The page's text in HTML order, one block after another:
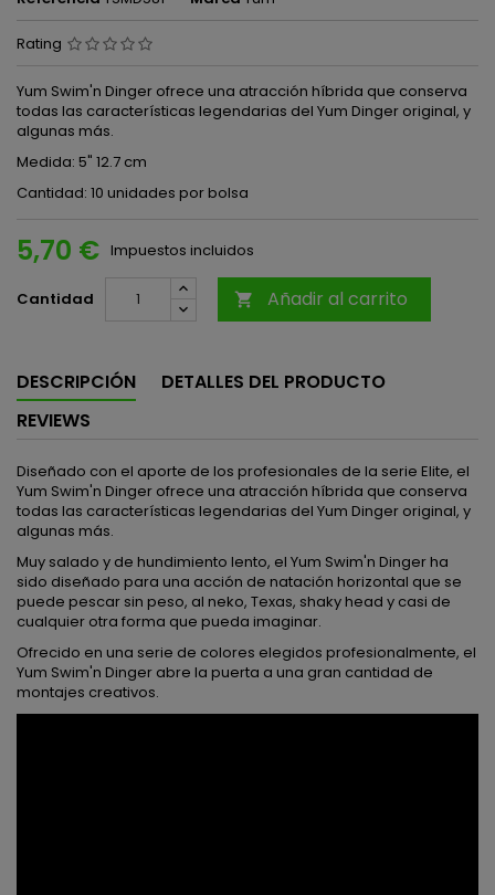
Rating
Yum Swim'n Dinger ofrece una atracción híbrida que conserva
todas las características legendarias del Yum Dinger original, y
algunas más.
Medida: 5" 12.7 cm
Cantidad: 10 unidades por bolsa
5,70 € Impuestos incluidos
Cantidad  Añadir al carrito
DESCRIPCIÓN
DETALLES DEL PRODUCTO
REVIEWS
Diseñado con el aporte de los profesionales de la serie Elite, el
Yum Swim'n Dinger ofrece una atracción híbrida que conserva
todas las características legendarias del Yum Dinger original, y
algunas más.
Muy salado y de hundimiento lento, el Yum Swim'n Dinger ha
sido diseñado para una acción de natación horizontal que se
puede pescar sin peso, al neko, Texas, shaky head y casi de
cualquier otra forma que pueda imaginar.
Ofrecido en una serie de colores elegidos profesionalmente, el
Yum Swim'n Dinger abre la puerta a una gran cantidad de
montajes creativos.